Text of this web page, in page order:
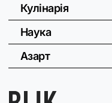
Кулінарія
Наука
Азарт